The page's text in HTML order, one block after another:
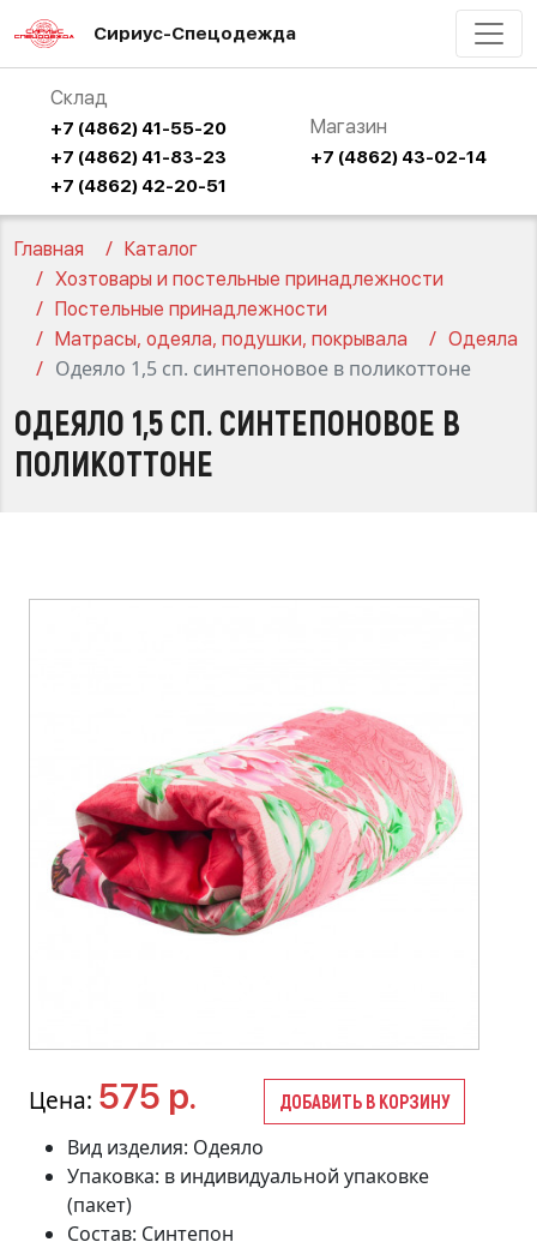
Сириус-Спецодежда
Склад
+7 (4862) 41-55-20
+7 (4862) 41-83-23
+7 (4862) 42-20-51
Магазин
+7 (4862) 43-02-14
Главная
Каталог
Хозтовары и постельные принадлежности
Постельные принадлежности
Матрасы, одеяла, подушки, покрывала
Одеяла
Одеяло 1,5 сп. синтепоновое в поликоттоне
ОДЕЯЛО 1,5 СП. СИНТЕПОНОВОЕ В
ПОЛИКОТТОНЕ
Цена: 575 р. ДОБАВИТЬ В КОРЗИНУ
Вид изделия: Одеяло
Упаковка: в индивидуальной упаковке
(пакет)
Состав: Синтепон